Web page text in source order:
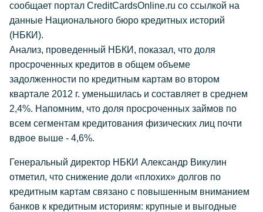
сообщает портал CreditCardsOnline.ru со ссылкой на
данные Национального бюро кредитных историй
(НБКИ).
Анализ, проведенный НБКИ, показал, что доля
просроченных кредитов в общем объеме
задолженности по кредитным картам во втором
квартале 2012 г. уменьшилась и составляет в среднем
2,4%. Напомним, что доля просроченных займов по
всем сегментам кредитования физических лиц почти
вдвое выше - 4,6%.
Генеральный директор НБКИ Александр Викулин
отметил, что снижение доли «плохих» долгов по
кредитным картам связано с повышенным вниманием
банков к кредитным историям: крупные и выгодные